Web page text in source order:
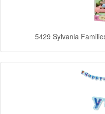
Friends
Spiderman
5429 Sylvania